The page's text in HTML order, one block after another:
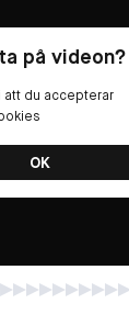
på videon?
att du accepterar
OK